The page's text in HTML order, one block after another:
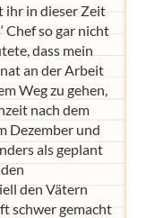
ihr in dieser Zeit
Chef so gar nicht
dass mein
an der Arbeit
Weg zu gehen,
nach dem
Dezember und
als geplant
den Vätern
schwer gemacht